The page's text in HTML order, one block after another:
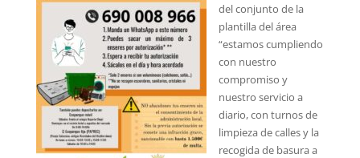
del conjunto de la
plantilla del área
“estamos cumpliendo
con nuestro
compromiso y
nuestro servicio a
diario, con turnos de
limpieza de calles y la
recogida de basura a